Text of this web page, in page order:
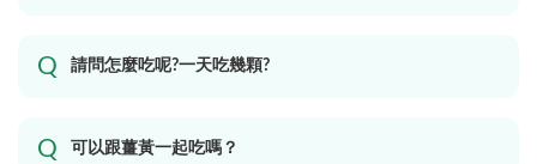
請問怎麼吃呢?一天吃幾顆?
可以跟薑黃一起吃嗎？